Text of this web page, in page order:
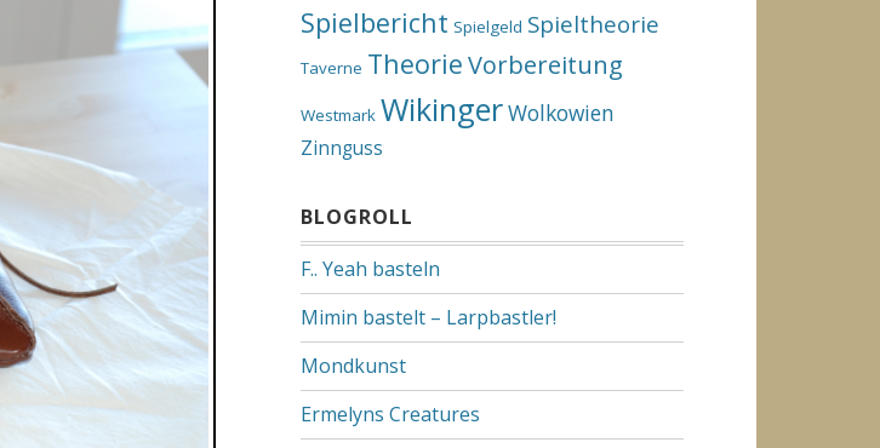
Spielbericht Spielgeld Spieltheorie
Taverne TheorieVorbereitung
Westmark WikingerWolkowien
Zinnguss
BLOGROLL
F.. Yeah basteln
Mimin bastelt – Larpbastler!
Mondkunst
Ermelyns Creatures